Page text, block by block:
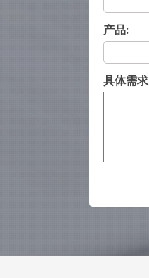
产品:
具体需